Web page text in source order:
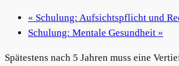
« Schulung: Aufsichtspflicht und
Schulung: Mentale Gesundheit »
Spätestens nach 5 Jahren muss eine